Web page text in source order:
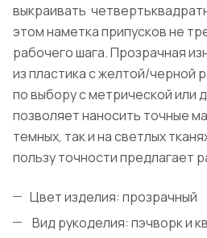
выкраивать
этом наметка припусков не
рабочего шага. Прозрачная
из пластика с желтой/черной
по выбору с метрической или
позволяет наносить точные
темных, так и на светлых
пользу точности предлагает
Цвет изделия: прозрачный
Вид рукоделия: пэчворк и